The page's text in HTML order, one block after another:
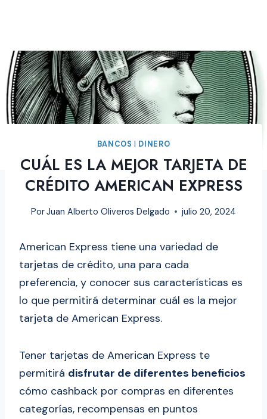
BANCOS DINERO
CUÁL ES LA MEJOR TARJETA DE
CRÉDITO AMERICAN EXPRESS
PorJuan Alberto Oliveros Delgado julio 20, 2024
American Express tiene una variedad de
tarjetas de crédito, una para cada
preferencia, y conocer sus características es
lo que permitirá determinar cuál es la mejor
tarjeta de American Express.
Tener tarjetas de American Express te
permitirá disfrutar de diferentes beneficios
cómo cashback por compras en diferentes
categorías, recompensas en puntos